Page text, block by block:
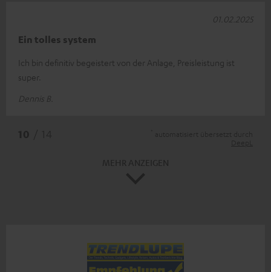
Ein tolles system
Ich bin definitiv begeistert von der Anlage, Preisleistung ist
super.
Dennis B.
01.02.2025